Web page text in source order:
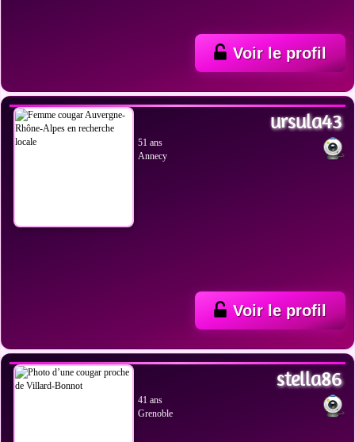
Voir le profil
VOIR LES PHOTOS
ursula43
51 ans
Annecy
Voir le profil
stella86
41 ans
Grenoble